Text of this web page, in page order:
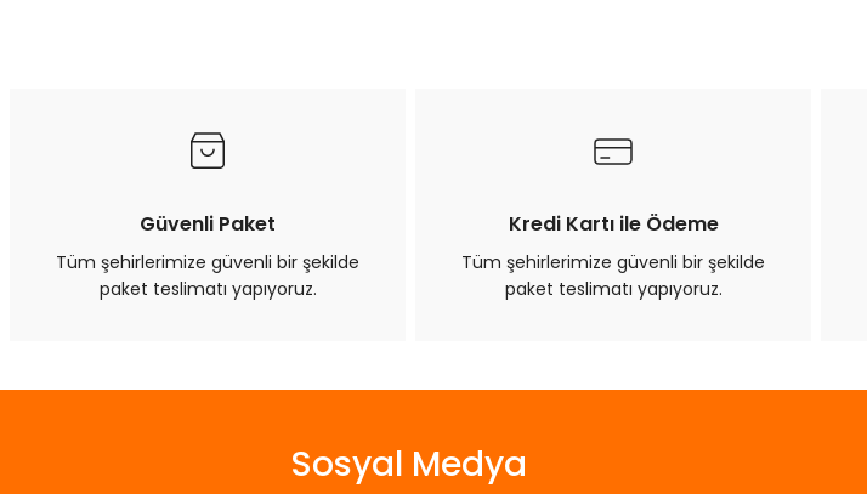
Ürün bilgilerinde hatalar bulunuyor.
Bu ürüne benzer farklı alternatifler olmalı.
Güvenli Paket
Tüm şehirlerimize güvenli bir şekilde
paket teslimatı yapıyoruz.
Kredi Kartı ile Ödeme
Tüm şehirlerimize güvenli bir şekilde
paket teslimatı yapıyoruz.
Sosyal Medya